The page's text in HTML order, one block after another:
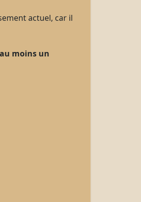
actuel, car il
moins un